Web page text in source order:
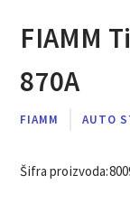
FIAMM
870A
FIAMM AUTO
Šifra proizvoda: